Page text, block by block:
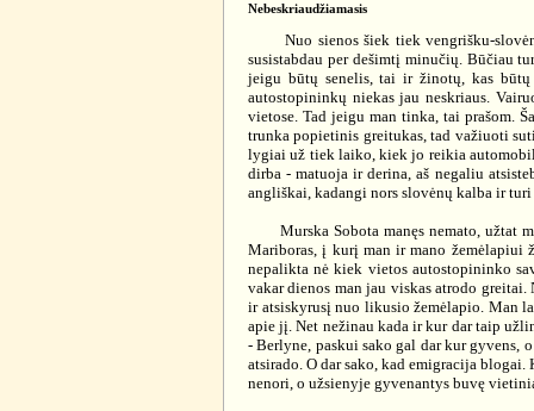
Nebeskriaudžiamasis
Nuo sienos šiek tiek vengrišku-
susistabdau per dešimtį minučių. Būčiau
jeigu būtų senelis, tai ir žinotų, kas
autostopininkų niekas jau neskriaus.
vietose. Tad jeigu man tinka, tai prašom.
trunka popietinis greitukas, tad važiuoti
lygiai už tiek laiko, kiek jo reikia
dirba - matuoja ir derina, aš negaliu
angliškai, kadangi nors slovėnų kalba ir
Murska Sobota manęs nemato, užtat
Mariboras, į kurį man ir mano žemėlapiui
nepalikta nė kiek vietos autostopininko
vakar dienos man jau viskas atrodo
ir atsiskyrusį nuo likusio žemėlapio. Man
apie jį. Net nežinau kada ir kur dar taip
- Berlyne, paskui sako gal dar kur gyvens,
atsirado. O dar sako, kad emigracija
nenori, o užsienyje gyvenantys buvę